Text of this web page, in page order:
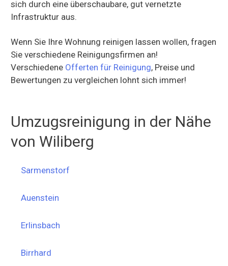
sich durch eine überschaubare, gut vernetzte
Infrastruktur aus.
Wenn Sie Ihre Wohnung reinigen lassen wollen, fragen
Sie verschiedene Reinigungsfirmen an!
Verschiedene Offerten für Reinigung, Preise und
Bewertungen zu vergleichen lohnt sich immer!
Umzugsreinigung in der Nähe
von Wiliberg
Sarmenstorf
Auenstein
Erlinsbach
Birrhard